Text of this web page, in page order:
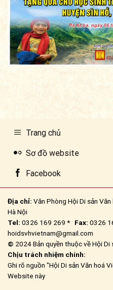
Trang chủ
Sơ đồ website
Facebook
Địa chỉ: Văn Phòng Hội Di sản
Hà Nội
Tel: 0326 169 269 * Fax: 0326
hoidsvhvietnam@gmail.com
© 2024 Bản quyền thuộc về Hội Di
Chịu trách nhiệm chính:
Ghi rõ nguồn "Hội Di sản Văn hoá
Website này